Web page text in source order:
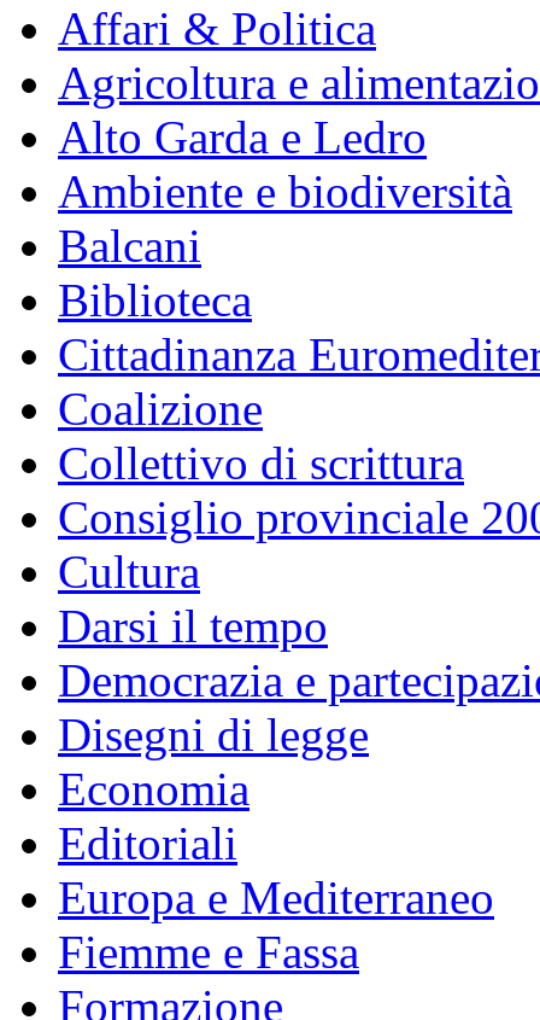
Affari & Politica
Agricoltura e
Alto Garda e Ledro
Ambiente e biodiversità
Balcani
Biblioteca
Cittadinanza
Coalizione
Collettivo di scrittura
Consiglio provinciale
Cultura
Darsi il tempo
Democrazia e
Disegni di legge
Economia
Editoriali
Europa e Mediterraneo
Fiemme e Fassa
Formazione